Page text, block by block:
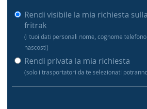
Rendi visibile la mia richiesta
fritrak
(i tuoi dati personali nome, cognome
nascosti)
Rendi privata la mia richiesta
(solo i trasportatori da te selezionati